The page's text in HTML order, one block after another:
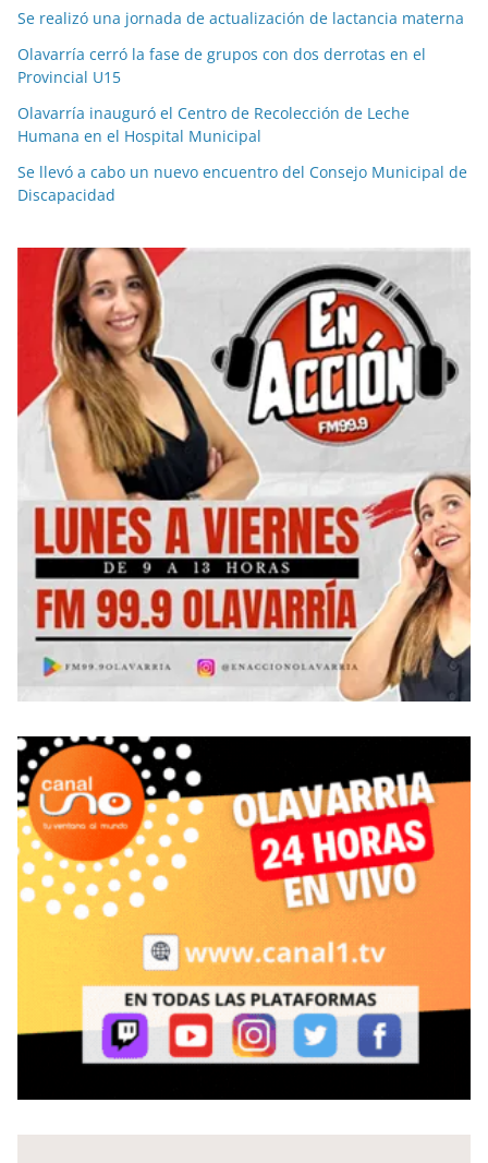
Se realizó una jornada de actualización de lactancia materna
Olavarría cerró la fase de grupos con dos derrotas en el
Provincial U15
Olavarría inauguró el Centro de Recolección de Leche
Humana en el Hospital Municipal
Se llevó a cabo un nuevo encuentro del Consejo Municipal de
Discapacidad